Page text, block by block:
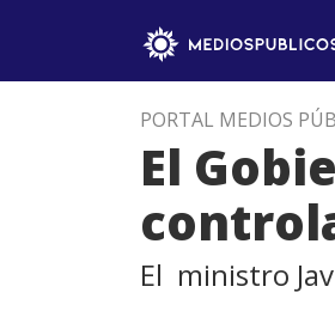
PORTAL MEDIOS
El
El ministro